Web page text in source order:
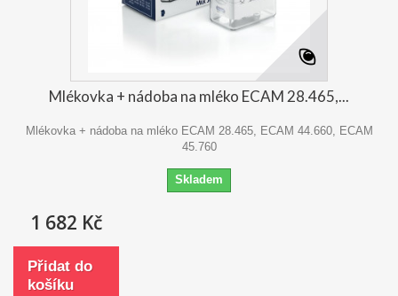
Mlékovka + nádoba na mléko ECAM 28.465,...
Mlékovka + nádoba na mléko ECAM 28.465, ECAM 44.660, ECAM
45.760
Skladem
1 682 Kč
Přidat do
košíku